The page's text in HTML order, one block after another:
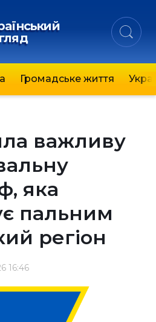
Громадське життя
важливу
яка
пальним
регіон
16:46